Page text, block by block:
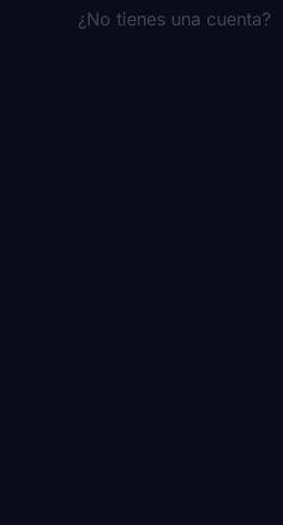
¿No tienes una cuenta?